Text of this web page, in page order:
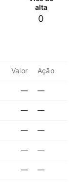
alta
0
Valor Ação
— —
— —
— —
— —
— —